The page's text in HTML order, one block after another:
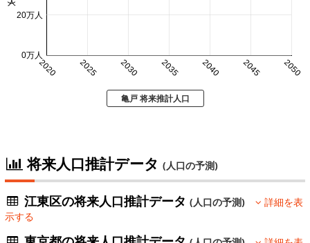
2020 2025 2030 2035 2040 2045 2050
0万人
20万人
亀戸 将来推計人口
将来人口推計データ (人口の予測)
江東区の将来人口推計データ(人口の予測)
詳細を表
示する